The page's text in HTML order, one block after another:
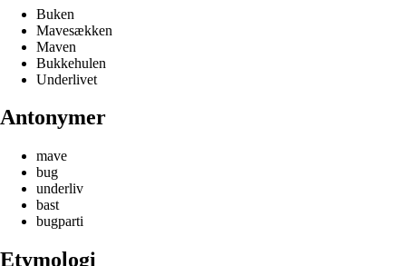
Buken
Mavesækken
Maven
Bukkehulen
Underlivet
Antonymer
mave
bug
underliv
bast
bugparti
Etymologi